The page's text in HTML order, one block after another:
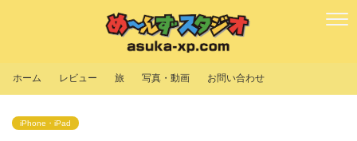
ホーム レビュー 旅 写真・動画 お問い合わせ
iPhone・iPad